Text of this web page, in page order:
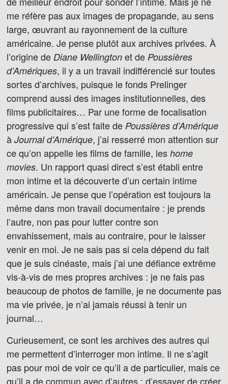
me réfère pas aux images de propagande, au sens
large, œuvrant au rayonnement de la culture
américaine. Je pense plutôt aux archives privées. À
l’origine de Diane Wellington et de Poussières
d’Amériques, il y a un travail indifférencié sur toutes
sortes d’archives, puisque le fonds Prelinger
comprend aussi des images institutionnelles, des
films publicitaires… Par une forme de focalisation
progressive qui s’est faite de Poussières d’Amérique
à Journal d’Amérique, j’ai resserré mon attention sur
ce qu’on appelle les films de famille, les home
movies. Un rapport quasi direct s’est établi entre
mon intime et la découverte d’un certain intime
américain. Je pense que l’opération est toujours la
même dans mon travail documentaire : je prends
l’autre, non pas pour lutter contre son
envahissement, mais au contraire, pour le laisser
venir en moi. Je ne sais pas si cela dépend du fait
que je suis cinéaste, mais j’ai une défiance extrême
vis-à-vis de mes propres archives : je ne fais pas
beaucoup de photos de famille, je ne documente pas
ma vie privée, je n’ai jamais réussi à tenir un
journal…
Curieusement, ce sont les archives des autres qui
me permettent d’interroger mon intime. Il ne s’agit
pas pour moi de voir ce qu’il a de particulier, mais ce
qu’il a de commun avec d’autres ; d’essayer de créer